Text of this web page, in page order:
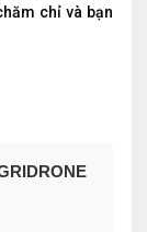
chỉ và bạn